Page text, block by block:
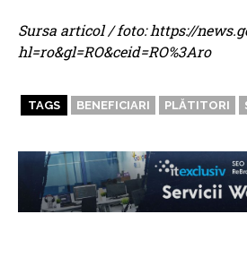
Sursa articol / foto: https://
hl=ro&gl=RO&ceid=RO%3Aro
TAGS BENEFICIARI PLĂTITORI